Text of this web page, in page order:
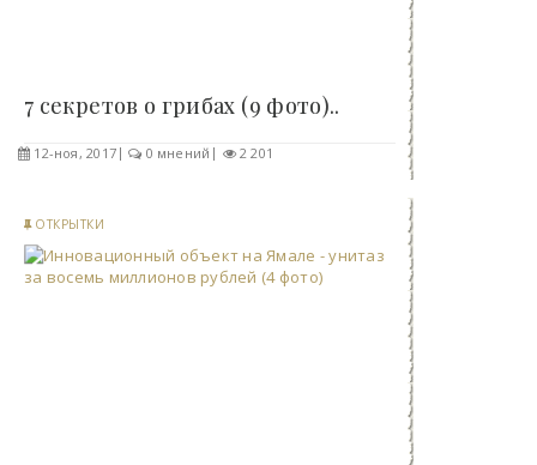
7 секретов о грибах (9 фото)..
12-ноя, 2017 0 мнений 2 201
ОТКРЫТКИ